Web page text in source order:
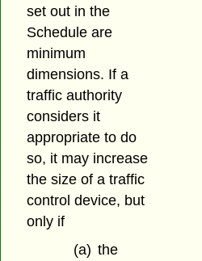
set out in the
Schedule are
minimum
dimensions. If a
traffic authority
considers it
appropriate to do
so, it may increase
the size of a traffic
control device, but
only if
(a) the